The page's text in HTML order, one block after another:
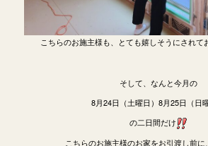
こちらのお施主様も、とても嬉しそうにされて
そして、なんと今月の
8月24日（土曜日）8月25日（日曜
の二日間だけ
こちらのお施主様のお家をお引渡し前に